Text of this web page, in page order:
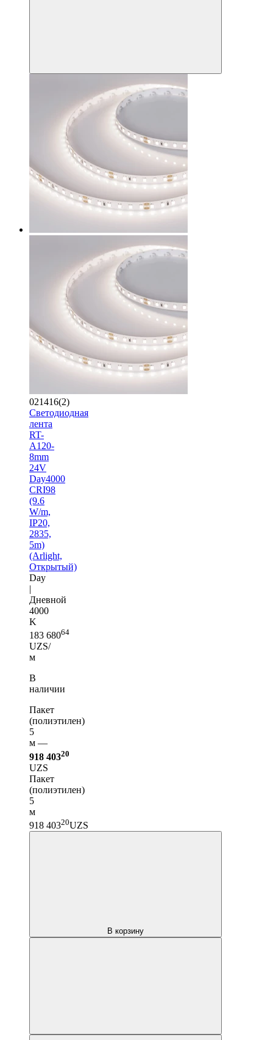
021416(2)
Светодиодная
лента
RT-
A120-
8mm
24V
Day4000
CRI98
(9.6
W/m,
IP20,
2835,
5m)
(Arlight,
Открытый)
Day
|
Дневной
4000
K
183 68064
UZS/
м
В
наличии
Пакет
(полиэтилен)
5
м —
918 40320
UZS
Пакет
(полиэтилен)
5
м
918 40320UZS
В корзину